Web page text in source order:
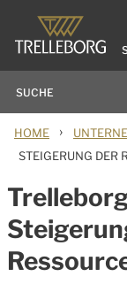
HOME ›
STEIGERUNG DER